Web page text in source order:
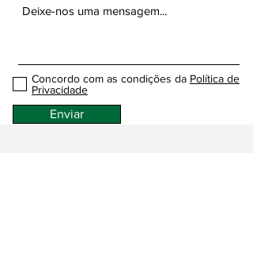
Concordo com as condições da Política de
Privacidade
Enviar